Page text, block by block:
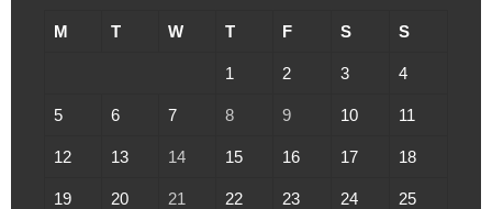
M T W T F S S
1 2 3 4
5 6 7 8 9 10 11
12 13 14 15 16 17 18
19 20 21 22 23 24 25